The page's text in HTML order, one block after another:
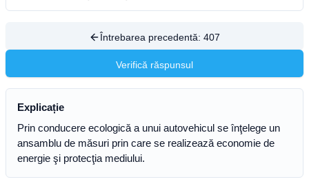
Întrebarea precedentă: 407
Verifică răspunsul
Explicație
Prin conducere ecologică a unui autovehicul se înţelege un
ansamblu de măsuri prin care se realizează economie de
energie şi protecţia mediului.